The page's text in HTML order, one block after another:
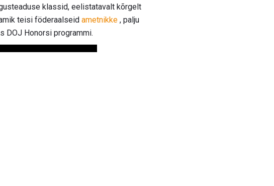
klassid, eelistatavalt kõrgelt
teisi föderaalseid ametnikke , palju
DOJ Honorsi programmi.